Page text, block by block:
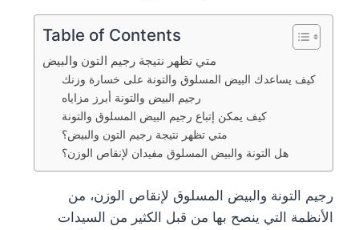
Table of Contents
متي تظهر نتيجة رجيم التون والبيض
كيف يساعدك البيض المسلوق والتونة على خسارة وزنك
رجيم البيض والتونة أبرز مزاياه
كيف يمكن إتباع رجيم البيض المسلوق والتونة
متي تظهر نتيجة رجيم التون والبيض؟
هل التونة والبيض المسلوق مفيدان لإنقاص الوزن؟
رجيم التونة والبيض المسلوق لإنقاص الوزن، من
الأنظمة التي ينصح بها من قبل الكثير من السيدات